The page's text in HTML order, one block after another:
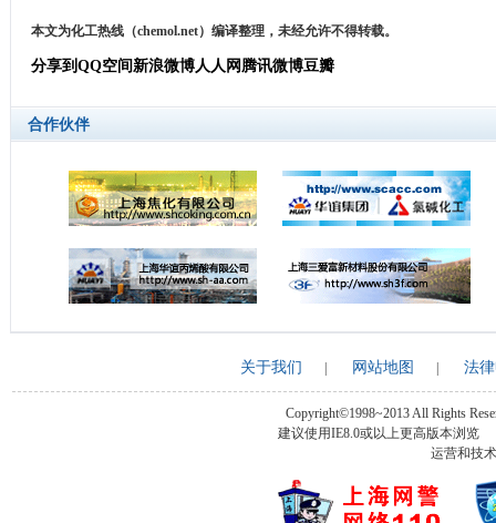
本文为化工热线（chemol.net）编译整理，未经允许不得转载。
分享到 QQ空间新浪微博人人网 腾讯微博豆瓣
合作伙伴
关于我们 网站地图 法
Copyright©1998~2013 All Rights
建议使用IE8.0或以上更高版本浏览
运营和技